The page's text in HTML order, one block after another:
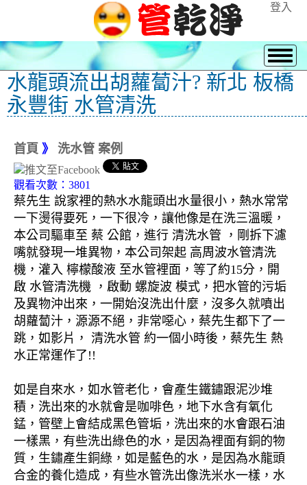
登入
水龍頭流出胡蘿蔔汁? 新北 板橋
永豐街 水管清洗
首頁 》 洗水管 案例
觀看次數：3801
蔡先生 說家裡的熱水水龍頭出水量很小，熱水常常
一下燙得要死，一下很冷，讓他像是在洗三溫暖，
本公司驅車至 蔡 公館，進行 清洗水管 ，剛拆下濾
嘴就發現一堆異物，本公司架起 高周波水管清洗
機，灌入 檸檬酸液 至水管裡面，等了約15分，開
啟 水管清洗機 ，啟動 螺旋波 模式，把水管的污垢
及異物沖出來，一開始沒洗出什麼，沒多久就噴出
胡蘿蔔汁，源源不絕，非常噁心，蔡先生都下了一
跳，如影片， 清洗水管 約一個小時後，蔡先生 熱
水正常運作了!!
如是自來水，如水管老化，會產生鐵鏽跟泥沙堆
積，洗出來的水就會是咖啡色，地下水含有氧化
錳，管壁上會結成黑色管垢，洗出來的水會跟石油
一樣黑，有些洗出綠色的水，是因為裡面有銅的物
質，生鏽產生銅綠，如是藍色的水，是因為水龍頭
合金的養化造成，有些水管洗出像洗米水一樣，水